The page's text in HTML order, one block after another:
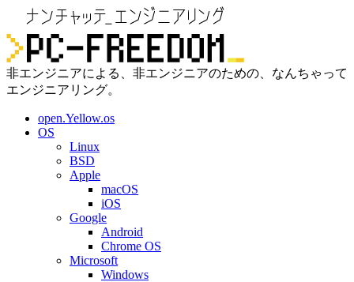
非エンジニアによる、非エンジニアのための、なんちゃって
エンジニアリング。
open.Yellow.os
OS
Linux
BSD
Apple
macOS
iOS
Google
Android
Chrome OS
Microsoft
Windows